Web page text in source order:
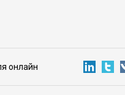
онлайн